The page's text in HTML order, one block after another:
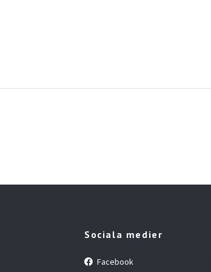
Sociala medier
Facebook